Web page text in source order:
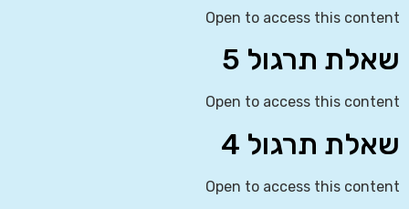
Open to access this content
שאלת תרגול 5
Open to access this content
שאלת תרגול 4
Open to access this content